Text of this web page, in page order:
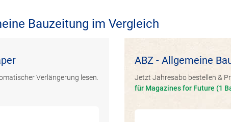
Bauzeitung im Vergleich
Verlängerung lesen.
ABZ - Allgemeine
Jetzt Jahresabo bestellen &
für Magazines for Future (1